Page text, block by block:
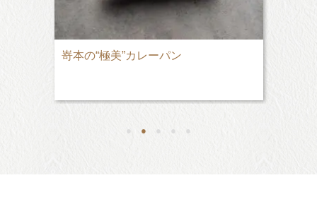
嵜本の“極美”カレーパン
● ● ● ● ●